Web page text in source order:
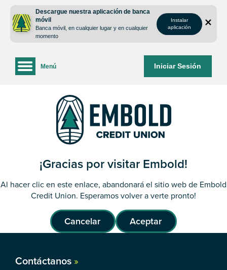
contenido
inicio
Descargue nuestra aplicación de banca
móvil
Banca móvil, en cualquier lugar y en cualquier
momento
Instalar
aplicación
Iniciar Sesión
Menú
¡Gracias por visitar Embold!
Al hacer clic en este enlace, abandonará el sitio web de Embold
Credit Union. Esperamos volver a verte pronto!
Cancelar Aceptar
Contáctanos »